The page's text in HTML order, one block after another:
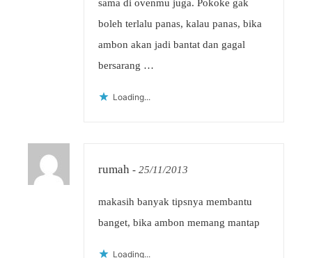
sama di ovenmu juga. Pokoke gak
boleh terlalu panas, kalau panas, bika
ambon akan jadi bantat dan gagal
bersarang …
Loading...
rumah - 25/11/2013
makasih banyak tipsnya membantu
banget, bika ambon memang mantap
Loading...